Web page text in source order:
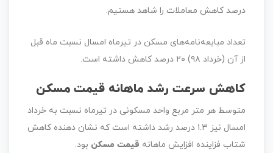
درصد کاهش معاملات را شاهد هستیم.
تعداد مبایعه‌نامه‌های مسکن در تیرماه امسال نسبت ماه قبل
از آن (خرداد ۹۸) ۲۰ درصد کاهش داشته است.
کاهش سرعت رشد ماهانه قیمت مسکن
متوسط هر متر مربع واحد مسکونی در تیرماه نسبت به خرداد
امسال نیز ۱.۳ درصد رشد داشته است که نشان دهنده کاهش
شتاب فزاینده افزایش ماهانه قیمت مسکن بود.